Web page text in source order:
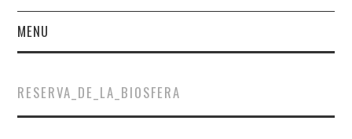
MENU
RUTAS
RESERVA_DE_LA_BIOSFERA